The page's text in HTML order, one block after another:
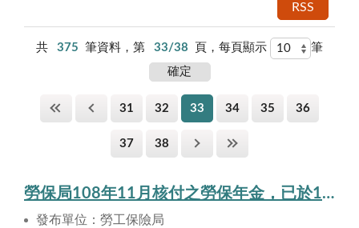
RSS
共 375 筆資料，第 33/38 頁，每頁顯示 筆
31 32 33 34 35 36
37 38
勞保局108年11月核付之勞保年金，已於108年11月28日匯入申請人帳戶。
發布單位：勞工保險局